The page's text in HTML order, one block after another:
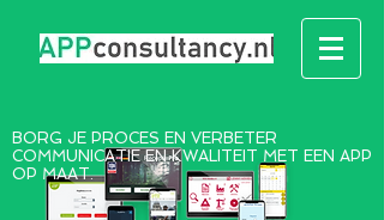
BORG JE PROCES EN VERBETER
COMMUNICATIE EN KWALITEIT MET EEN APP
OP MAAT.